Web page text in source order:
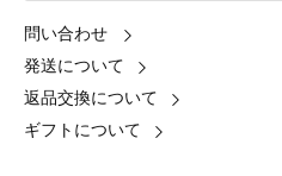
問い合わせ
発送について
返品交換について
ギフトについて